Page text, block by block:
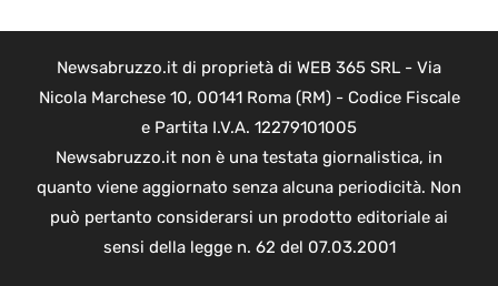
Newsabruzzo.it di proprietà di WEB 365 SRL - Via
Nicola Marchese 10, 00141 Roma (RM) - Codice Fiscale
e Partita I.V.A. 12279101005
Newsabruzzo.it non è una testata giornalistica, in
quanto viene aggiornato senza alcuna periodicità. Non
può pertanto considerarsi un prodotto editoriale ai
sensi della legge n. 62 del 07.03.2001